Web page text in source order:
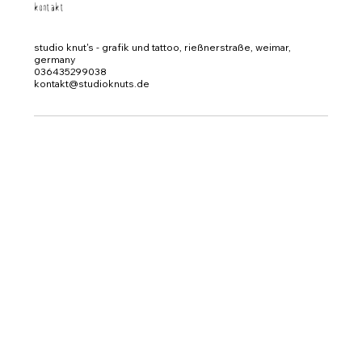
kontakt
studio knut's - grafik und tattoo, rießnerstraße, weimar,
germany
036435299038
kontakt@studioknuts.de